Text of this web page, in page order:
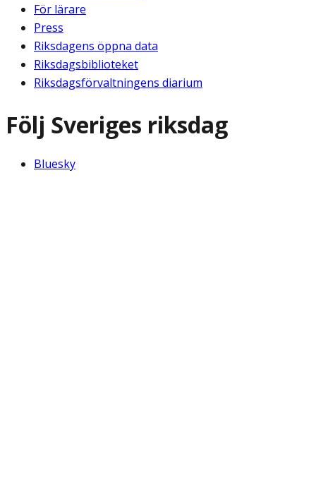
För lärare
Press
Riksdagens öppna data
Riksdagsbiblioteket
Riksdagsförvaltningens diarium
Följ Sveriges riksdag
Bluesky